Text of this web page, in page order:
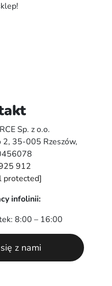
Sp. z o.o.
2, 35-005 Rzeszów,
912
protected]
infolinii:
8:00 – 16:00
z nami